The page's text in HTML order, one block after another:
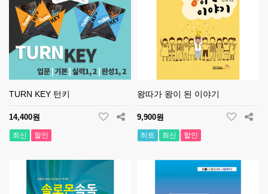
TURN KEY 턴키
14,400원
최신 할인
왕따가 왕이 된 이야기
9,900원
히트 최신 할인